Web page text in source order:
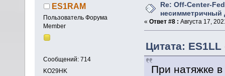
ES1RAM
Пользователь Форума
Member
Сообщений: 714
KO29HK
Re: Off-Center-
несимметричный
« Ответ #8 : Августа 17,
Цитата: ES1LL
При натяжке